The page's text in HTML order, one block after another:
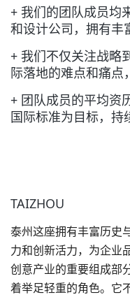
+ 我们的团队成员均
和设计公司，拥有丰
+ 我们不仅关注战略
际落地的难点和痛点
+ 团队成员的平均资
国际标准为目标，持
TAIZHOU
泰州这座拥有丰富历史
力和创新活力，为企业
创意产业的重要组成部
着举足轻重的角色。它